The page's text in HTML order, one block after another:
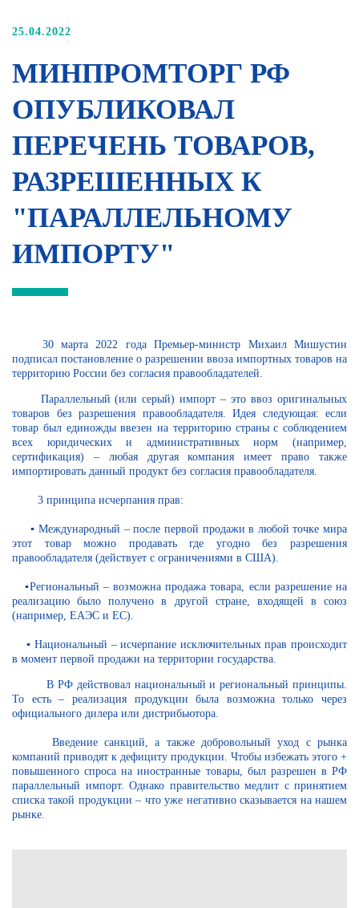
25.04.2022
МИНПРОМТОРГ РФ
ОПУБЛИКОВАЛ
ПЕРЕЧЕНЬ ТОВАРОВ,
РАЗРЕШЕННЫХ К
"ПАРАЛЛЕЛЬНОМУ
ИМПОРТУ"
30 марта 2022 года Премьер-министр Михаил Мишустин
подписал постановление о разрешении ввоза импортных товаров на
территорию России без согласия правообладателей.
Параллельный (или серый) импорт – это ввоз оригинальных
товаров без разрешения правообладателя. Идея следующая: если
товар был единожды ввезен на территорию страны с соблюдением
всех юридических и административных норм (например,
сертификация) – любая другая компания имеет право также
импортировать данный продукт без согласия правообладателя.
3 принципа исчерпания прав:
▪️ Международный – после первой продажи в любой точке мира
этот товар можно продавать где угодно без разрешения
правообладателя (действует с ограничениями в США).
▪️Региональный – возможна продажа товара, если разрешение на
реализацию было получено в другой стране, входящей в союз
(например, ЕАЭС и ЕС).
▪️ Национальный – исчерпание исключительных прав происходит
в момент первой продажи на территории государства.
В РФ действовал национальный и региональный принципы.
То есть – реализация продукции была возможна только через
официального дилера или дистрибьютора.
Введение санкций, а также добровольный уход с рынка
компаний приводят к дефициту продукции. Чтобы избежать этого +
повышенного спроса на иностранные товары, был разрешен в РФ
параллельный импорт. Однако правительство медлит с принятием
списка такой продукции – что уже негативно сказывается на нашем
рынке.